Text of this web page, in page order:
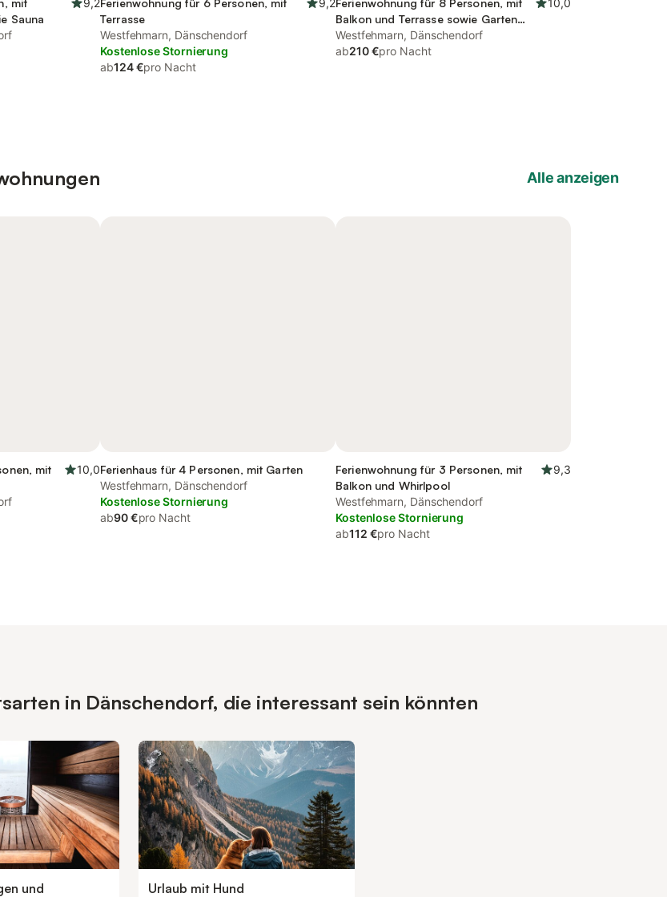
mit
Sauna
9,2Ferienwohnung für 6 Personen, mit
Terrasse
9,2
Westfehmarn, Dänschendorf
Kostenlose Stornierung
ab124 €pro Nacht
Ferienwohnung für 8 Personen, mit
Balkon und Terrasse sowie Garten
und Sauna
10,0
Westfehmarn, Dänschendorf
ab210 €pro Nacht
Alle anzeigen
mit
10,0Ferienhaus für 4 Personen, mit Garten
Westfehmarn, Dänschendorf
Kostenlose Stornierung
ab90 €pro Nacht
Ferienwohnung für 3 Personen, mit
Balkon und Whirlpool
9,3
Westfehmarn, Dänschendorf
Kostenlose Stornierung
ab112 €pro Nacht
in Dänschendorf, die interessant sein könnten
und
Urlaub mit Hund